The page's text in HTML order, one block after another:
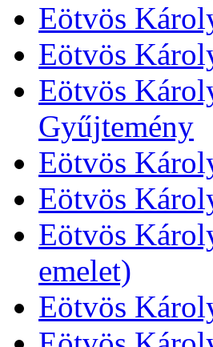
Eötvös
Eötvös
Eötvös
Gyűjtemény
Eötvös
Eötvös
Eötvös
emelet)
Eötvös